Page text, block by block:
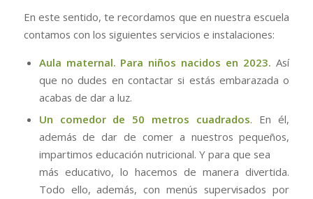
En este sentido, te recordamos que en nuestra escuela
contamos con los siguientes servicios e instalaciones:
Aula maternal. Para niños nacidos en 2023.Así
que no dudes en contactar si estás embarazada o
acabas de dar a luz.
Un comedor de 50 metros cuadrados. En él,
además de dar de comer a nuestros pequeños,
impartimos educación nutricional. Y para que sea
más educativo, lo hacemos de manera divertida.
Todo ello, además, con menús supervisados por